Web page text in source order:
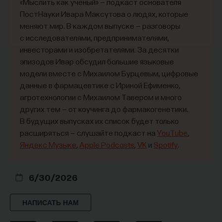
ПостНауки Ивара Максутова о людях, которые
меняют мир. В каждом выпуске — разговоры
с исследователями, предпринимателями,
инвесторами и изобретателями. За десятки
эпизодов Ивар обсудил большие языковые
модели вместе с Михаилом Бурцевым, цифровые
данные в фармацевтике с Ириной Ефименко,
агротехнологии с Михаилом Тавером и много
других тем — от коучинга до фармакогенетики.
В будущих выпусках их список будет только
расширяться — слушайте подкаст на YouTube,
Яндекс Музыке, Apple Podcasts, VK и Spotify.
6/30/2026
НАПИСАТЬ НАМ